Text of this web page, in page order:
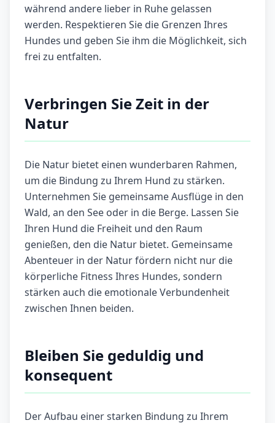
während andere lieber in Ruhe gelassen
werden. Respektieren Sie die Grenzen Ihres
Hundes und geben Sie ihm die Möglichkeit, sich
frei zu entfalten.
Verbringen Sie Zeit in der
Natur
Die Natur bietet einen wunderbaren Rahmen,
um die Bindung zu Ihrem Hund zu stärken.
Unternehmen Sie gemeinsame Ausflüge in den
Wald, an den See oder in die Berge. Lassen Sie
Ihren Hund die Freiheit und den Raum
genießen, den die Natur bietet. Gemeinsame
Abenteuer in der Natur fördern nicht nur die
körperliche Fitness Ihres Hundes, sondern
stärken auch die emotionale Verbundenheit
zwischen Ihnen beiden.
Bleiben Sie geduldig und
konsequent
Der Aufbau einer starken Bindung zu Ihrem